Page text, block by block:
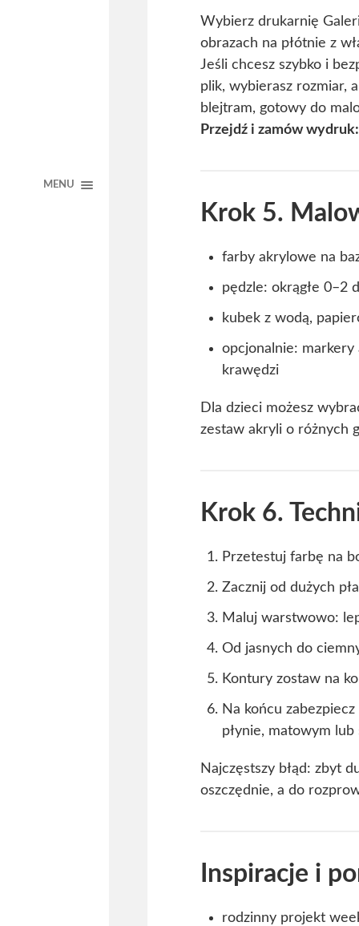
MENU
Wybierz drukarnię
obrazach na płótnie z
Jeśli chcesz szybko i
plik, wybierasz rozmiar,
blejtram, gotowy do
Przejdź i zamów
Krok 5.
farby akrylowe na
pędzle: okrągłe 0–2
kubek z wodą,
opcjonalnie: markery
krawędzi
Dla dzieci możesz
zestaw akryli o różnych
Krok 6.
Przetestuj farbę na
Zacznij od dużych
Maluj warstwowo:
Od jasnych do
Kontury zostaw na
Na końcu
płynie, matowym
Najczęstszy błąd: zbyt
oszczędnie, a do
Inspiracje i
rodzinny projekt